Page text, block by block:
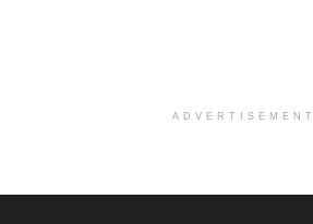
ADVERTISEMENT